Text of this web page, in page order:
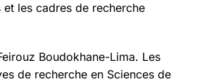
et les cadres de recherche
Boudokhane-Lima. Les
de recherche en Sciences de